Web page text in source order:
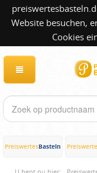
Website besuchen,
Cookies
PreiswertesBasteln Preiswerte